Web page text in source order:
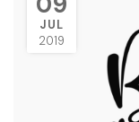
JUL
2019